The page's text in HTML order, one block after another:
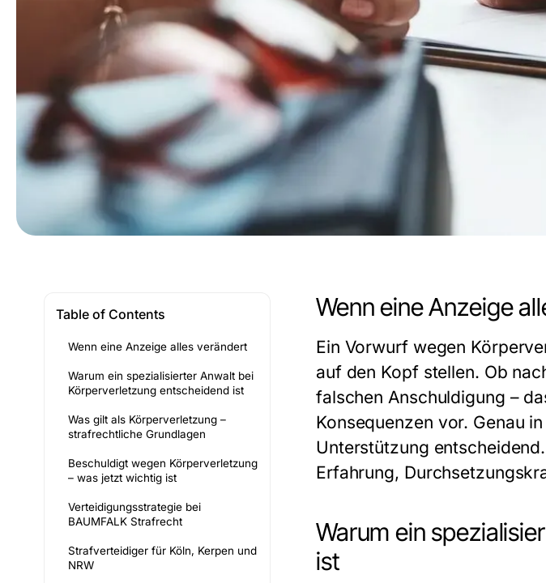
Table of Contents
Wenn eine Anzeige alles verändert
Warum ein spezialisierter Anwalt bei
Körperverletzung entscheidend ist
Was gilt als Körperverletzung –
strafrechtliche Grundlagen
Beschuldigt wegen Körperverletzung
– was jetzt wichtig ist
Verteidigungsstrategie bei
BAUMFALK Strafrecht
Strafverteidiger für Köln, Kerpen und
NRW
Wenn eine Anzeige
Ein Vorwurf wegen
auf den Kopf stellen. Ob
falschen Anschuldigung –
Konsequenzen vor. Genau
Unterstützung
Erfahrung,
Warum ein
ist